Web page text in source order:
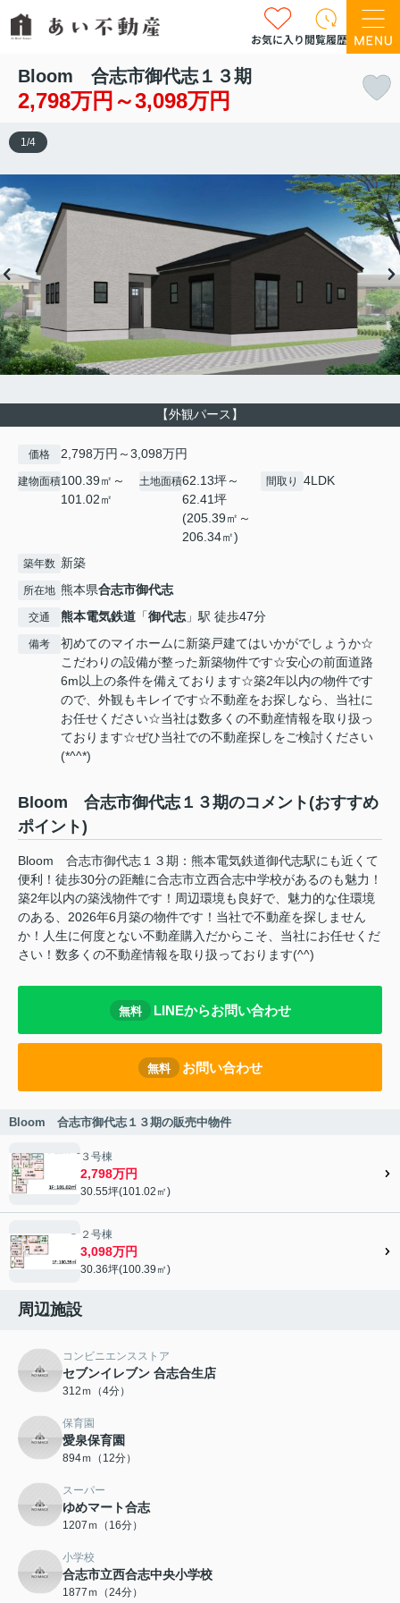
お気に入り閲覧履歴
Bloom 合志市御代志１３期
2,798万円～3,098万円
【外観パース】
1 /4
価格 2,798万円～3,098万円
建物面積100.39㎡～
101.02㎡
土地面積62.13坪～
62.41坪
(205.39㎡～
206.34㎡)
間取り 4LDK
築年数 新築
所在地 熊本県合志市御代志
交通 熊本電気鉄道 「御代志 」駅 徒歩47分
備考
初めてのマイホームに新築戸建てはいかがでしょうか☆
こだわりの設備が整った新築物件です☆安心の前面道路
6m以上の条件を備えております☆築2年以内の物件です
ので、外観もキレイです☆不動産をお探しなら、当社に
お任せください☆当社は数多くの不動産情報を取り扱っ
ております☆ぜひ当社での不動産探しをご検討ください
(*^^*)
Bloom 合志市御代志１３期のコメント(おすすめ
ポイント)
Bloom 合志市御代志１３期：熊本電気鉄道御代志駅にも近くて
便利！徒歩30分の距離に合志市立西合志中学校があるのも魅力！
築2年以内の築浅物件です！周辺環境も良好で、魅力的な住環境
のある、2026年6月築の物件です！当社で不動産を探しません
か！人生に何度とない不動産購入だからこそ、当社にお任せくだ
さい！数多くの不動産情報を取り扱っております(^^)
無料 LINEからお問い合わせ
無料 お問い合わせ
Bloom 合志市御代志１３期の販売中物件
３号棟
2,798万円
30.55坪(101.02㎡)
２号棟
3,098万円
30.36坪(100.39㎡)
周辺施設
コンビニエンスストア
セブンイレブン 合志合生店
312ｍ（4分）
保育園
愛泉保育園
894ｍ（12分）
スーパー
ゆめマート合志
1207ｍ（16分）
小学校
合志市立西合志中央小学校
1877ｍ（24分）